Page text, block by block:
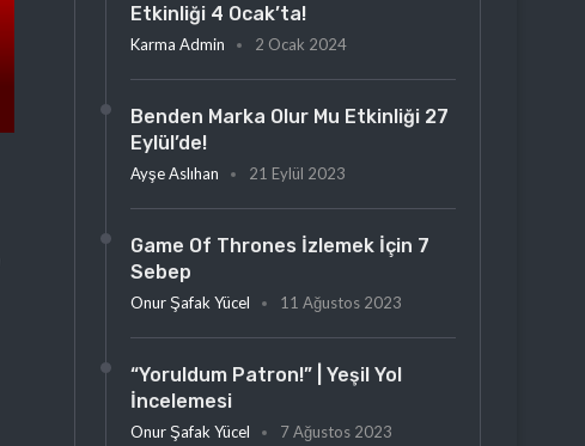
Etkinliği 4 Ocak’ta!
Karma Admin 2 Ocak 2024
Benden Marka Olur Mu Etkinliği 27
Eylül’de!
Ayşe Aslıhan 21 Eylül 2023
Game Of Thrones İzlemek İçin 7
Sebep
Onur Şafak Yücel 11 Ağustos 2023
“Yoruldum Patron!” | Yeşil Yol
İncelemesi
Onur Şafak Yücel 7 Ağustos 2023